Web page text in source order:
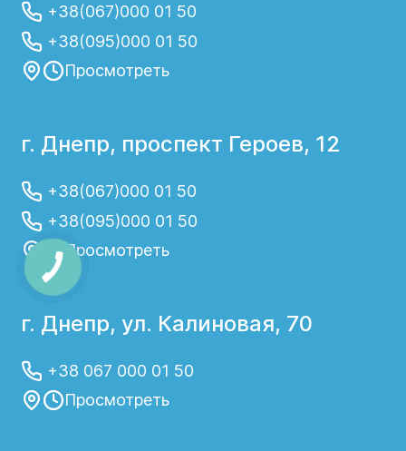
+38(067)000 01 50
+38(095)000 01 50
Просмотреть
г. Днепр, проспект Героев, 12
+38(067)000 01 50
+38(095)000 01 50
Просмотреть
г. Днепр, ул. Калиновая, 70
+38 067 000 01 50
Просмотреть